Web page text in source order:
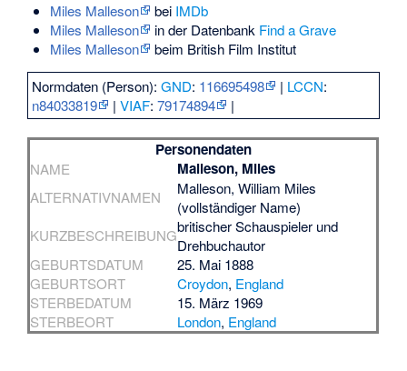
Miles Malleson bei IMDb
Miles Malleson
in der Datenbank Find a Grave
Miles Malleson
beim British Film Institut
Normdaten (Person):GND: 116695498 | LCCN:
n84033819
|VIAF:79174894 |
Personendaten
NAME Malleson, Miles
ALTERNATIVNAMEN
Malleson, William Miles
(vollständiger Name)
KURZBESCHREIBUNGbritischer Schauspieler und
Drehbuchautor
GEBURTSDATUM
25. Mai 1888
GEBURTSORT
Croydon, England
STERBEDATUM
15. März 1969
STERBEORT
London, England